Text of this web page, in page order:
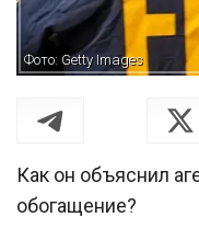
Фото: Getty Images
Как он объяснил
обогащение?